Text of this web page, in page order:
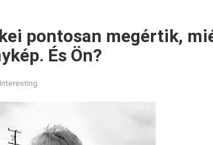
pontosan megértik,
És Ön?
Interesting